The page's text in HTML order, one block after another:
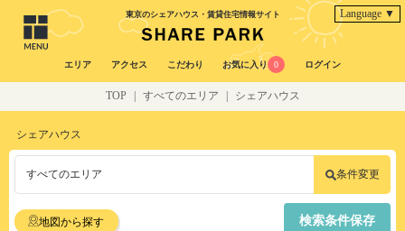
東京のシェアハウス・賃貸住宅情報サイト Language ▼
エリア アクセス こだわり お気に入り 0 ログイン
TOP すべてのエリア シェアハウス
シェアハウス
すべてのエリア 条件変更
地図から探す 検索条件保存